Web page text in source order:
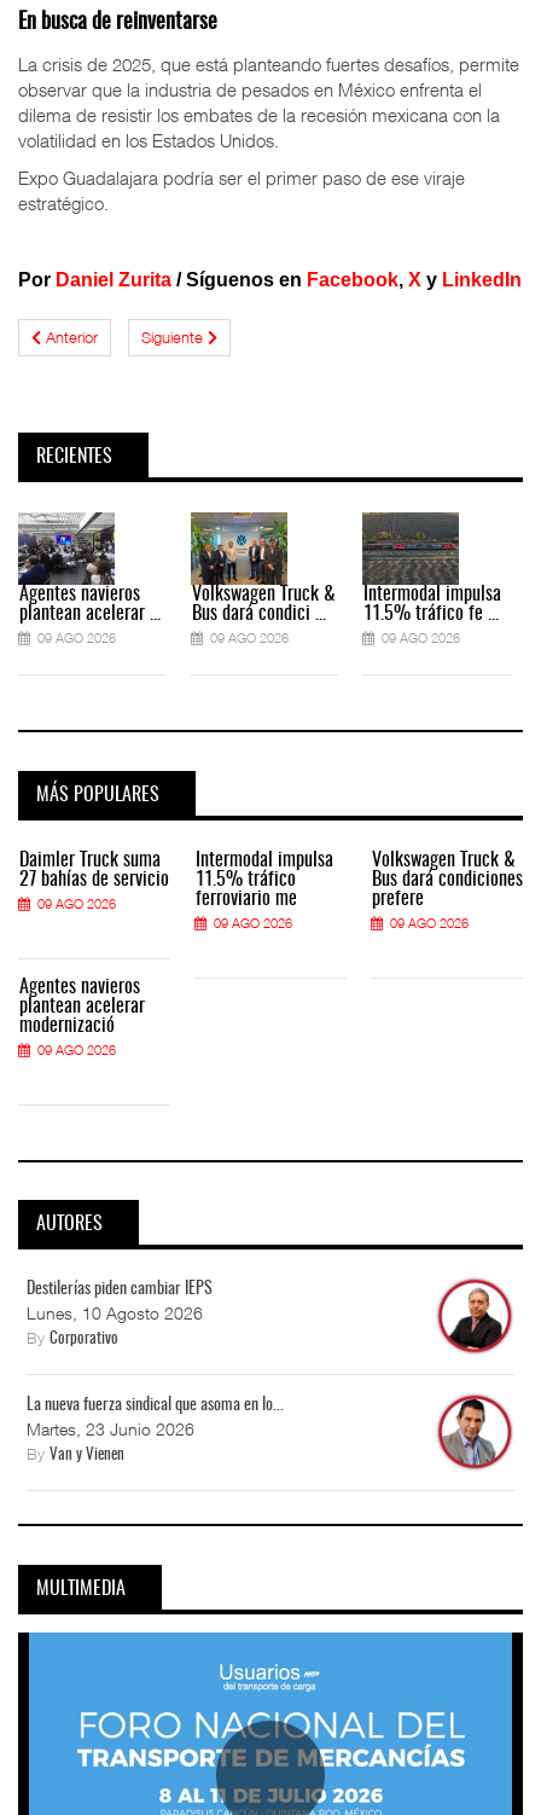
En busca de reinventarse
La crisis de 2025, que está planteando fuertes desafíos, permite
observar que la industria de pesados en México enfrenta el
dilema de resistir los embates de la recesión mexicana con la
volatilidad en los Estados Unidos.
Expo Guadalajara podría ser el primer paso de ese viraje
estratégico.
Por Daniel Zurita / Síguenos en Facebook, X y LinkedIn
Anterior Siguiente
RECIENTES
Agentes navieros
plantean acelerar ...
09 AGO 2026
Volkswagen Truck &
Bus dará condici ...
09 AGO 2026
Intermodal impulsa
11.5% tráfico fe ...
09 AGO 2026
MÁS POPULARES
Daimler Truck suma
27 bahías de servicio
09 AGO 2026
Agentes navieros
plantean acelerar
modernizació
09 AGO 2026
Intermodal impulsa
11.5% tráfico
ferroviario me
09 AGO 2026
Volkswagen Truck &
Bus dará condiciones
prefere
09 AGO 2026
AUTORES
Destilerías piden cambiar IEPS
Lunes, 10 Agosto 2026
By Corporativo
La nueva fuerza sindical que asoma en lo...
Martes, 23 Junio 2026
By Van y Vienen
MULTIMEDIA